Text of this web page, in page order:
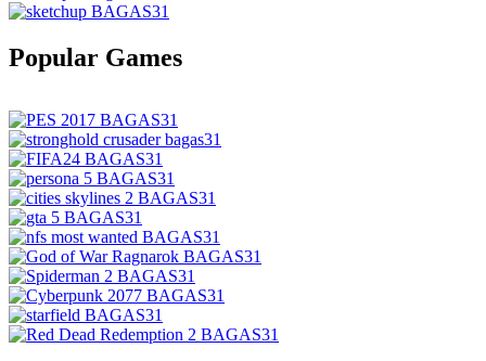
Popular Games